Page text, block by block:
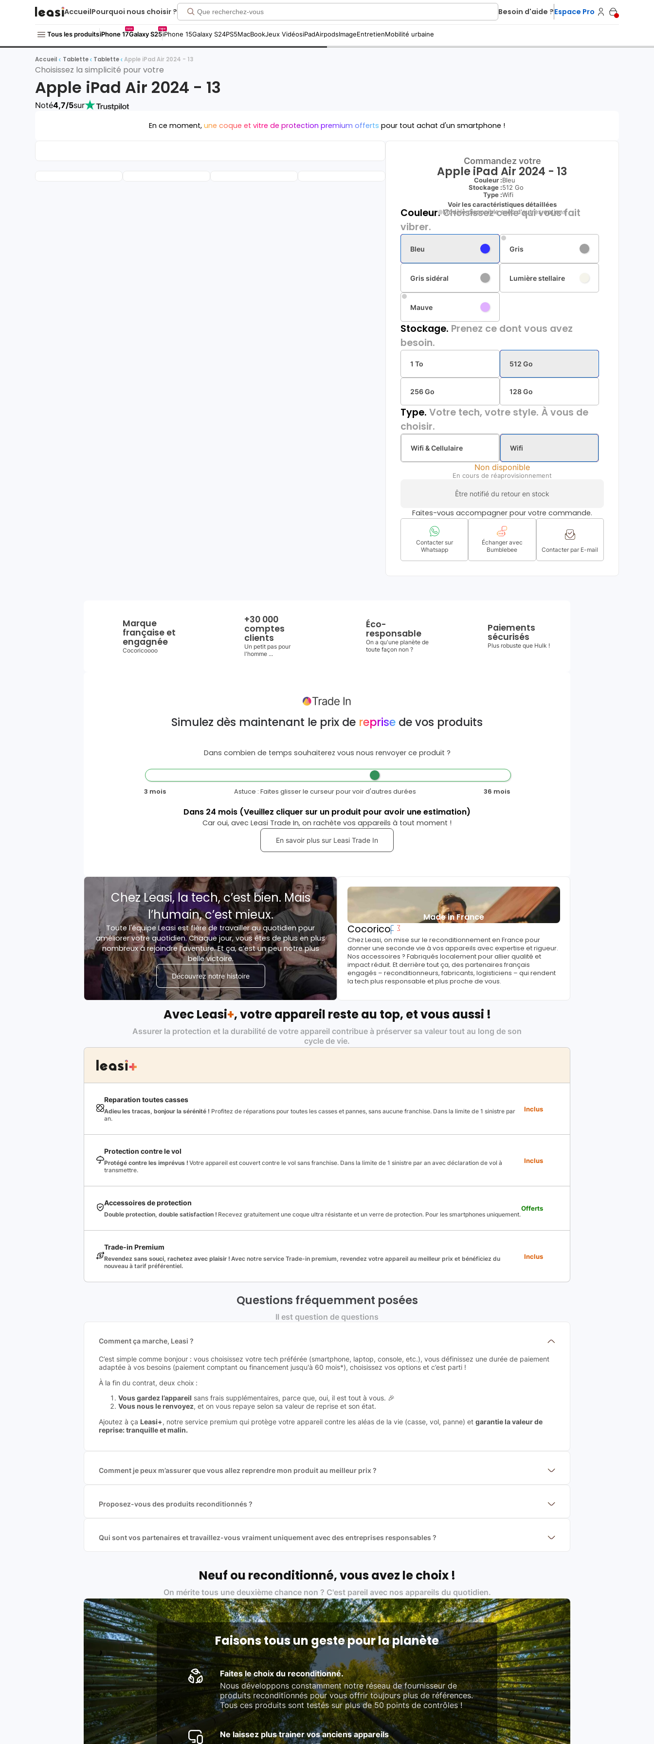
AccueilPourquoi nous choisir ? Besoin d'aide ?Espace Pro
Tous les produitsiPhone 17
new
Galaxy S25
new
iPhone 15Galaxy S24PS5MacBookJeux VidéosiPadAirpodsImageEntretienMobilité urbaine
Accueil Tablette Tablette Apple iPad Air 2024 - 13
Choisissez la simplicité pour votre
Apple iPad Air 2024 - 13
Noté4,7/5sur
En ce moment, une coque et vitre de protection premium offerts pour tout achat d'un smartphone !
Commandez votre
Apple iPad Air 2024 - 13
Couleur :Bleu
Stockage :512 Go
Type :Wifi
Voir les caractéristiques détaillées
Modèle disponible avec d'autres options
Couleur.Choisissez celle qui vous fait
vibrer.
Bleu Gris
Gris sidéral Lumière stellaire
Mauve
Stockage. Prenez ce dont vous avez
besoin.
1 To 512 Go
256 Go 128 Go
Type. Votre tech, votre style. À vous de
choisir.
Wifi & Cellulaire Wifi
Non disponible
En cours de réaprovisionnement
Être notifié du retour en stock
Faites-vous accompagner pour votre commande.
Contacter sur
Whatsapp
Échanger avec
Bumblebee
Contacter par E-mail
Marque
française et
engagnée
Cocoricoooo
+30 000
comptes
clients
Un petit pas pour
l'homme ...
Éco-
responsable
On a qu'une planète de
toute façon non ?
Paiements
sécurisés
Plus robuste que Hulk !
Simulez dès maintenant le prix de reprise de vos produits
Dans combien de temps souhaiterez vous nous renvoyer ce produit ?
3 mois Astuce : Faites glisser le curseur pour voir d'autres durées 36 mois
Dans 24 mois (Veuillez cliquer sur un produit pour avoir une estimation)
Car oui, avec Leasi Trade In, on rachète vos appareils à tout moment !
En savoir plus sur Leasi Trade In
Chez Leasi, la tech, c’est bien. Mais
l’humain, c’est mieux.
Toute l'équipe Leasi est fière de travailler au quotidien pour
améliorer votre quotidien. Chaque jour, vous êtes de plus en plus
nombreux à rejoindre l’aventure. Et ça, c’est un peu notre plus
belle victoire.
Découvrez notre histoire
Made in France
Cocorico
Chez Leasi, on mise sur le reconditionnement en France pour
donner une seconde vie à vos appareils avec expertise et rigueur.
Nos accessoires ? Fabriqués localement pour allier qualité et
impact réduit. Et derrière tout ça, des partenaires français
engagés – reconditionneurs, fabricants, logisticiens – qui rendent
la tech plus responsable et plus proche de vous.
Avec Leasi+, votre appareil reste au top, et vous aussi !
Assurer la protection et la durabilité de votre appareil contribue à préserver sa valeur tout au long de son
cycle de vie.
Reparation toutes casses
Adieu les tracas, bonjour la sérénité ! Profitez de réparations pour toutes les casses et pannes, sans aucune franchise. Dans la limite de 1 sinistre par
an.
Inclus
Protection contre le vol
Protégé contre les imprévus ! Votre appareil est couvert contre le vol sans franchise. Dans la limite de 1 sinistre par an avec déclaration de vol à
transmettre.
Inclus
Accessoires de protection
Double protection, double satisfaction ! Recevez gratuitement une coque ultra résistante et un verre de protection. Pour les smartphones uniquement.
Offerts
Trade-in Premium
Revendez sans souci, rachetez avec plaisir ! Avec notre service Trade-in premium, revendez votre appareil au meilleur prix et bénéficiez du
nouveau à tarif préférentiel.
Inclus
Questions fréquemment posées
Il est question de questions
Comment ça marche, Leasi ?
C’est simple comme bonjour : vous choisissez votre tech préférée (smartphone, laptop, console, etc.), vous définissez une durée de paiement
adaptée à vos besoins (paiement comptant ou financement jusqu'à 60 mois*), choisissez vos options et c’est parti !
À la fin du contrat, deux choix :
Vous gardez l’appareil sans frais supplémentaires, parce que, oui, il est tout à vous. 🎉
Vous nous le renvoyez, et on vous repaye selon sa valeur de reprise et son état.
Ajoutez à ça Leasi+, notre service premium qui protège votre appareil contre les aléas de la vie (casse, vol, panne) et garantie la valeur de
reprise: tranquille et malin.
Comment je peux m’assurer que vous allez reprendre mon produit au meilleur prix ?
Proposez-vous des produits reconditionnés ?
Qui sont vos partenaires et travaillez-vous vraiment uniquement avec des entreprises responsables ?
Labels environnementaux & qualité de nos partenaires :
Produits testés et vérifiés selon des standards rigoureux (80 à 100 points de contrôle en fonction des produits)
Respect des normes RAEE, RoHS, et du référentiel QualiRepar (bonus réparation)
Neuf ou reconditionné, vous avez le choix !
On mérite tous une deuxième chance non ? C'est pareil avec nos appareils du quotidien.
Faisons tous un geste pour la planète
Faites le choix du reconditionné.
Nous développons constamment notre réseau de fournisseur de
produits reconditionnés pour vous offrir toujours plus de références.
Tous ces produits sont testés sur plus de 50 points de contrôles !
Ne laissez plus trainer vos anciens appareils